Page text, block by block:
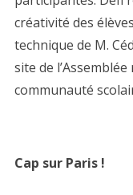
créativité des
technique de M.
site de
communauté
Cap sur Paris !